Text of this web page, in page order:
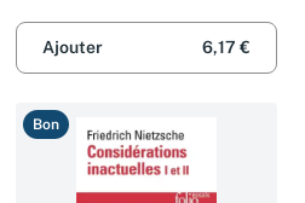
Ajouter 6,17 €
Bon